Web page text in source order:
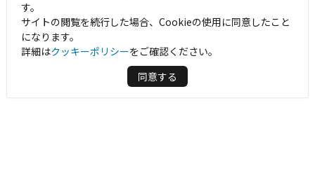
す。
サイトの閲覧を続行した場合、Cookieの使用に同意したこと
になります。
詳細はクッキーポリシーをご確認ください。
同意する